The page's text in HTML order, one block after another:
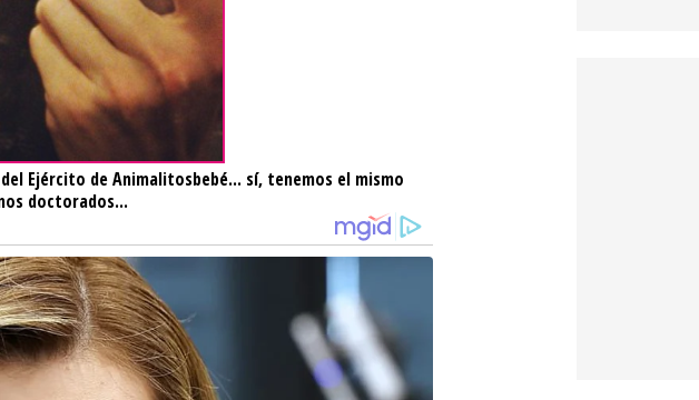
Ejército de Animalitosbebé... sí, tenemos el mismo
doctorados...